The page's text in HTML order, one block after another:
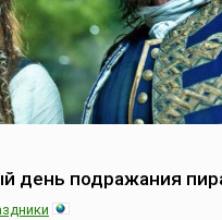
день подражания